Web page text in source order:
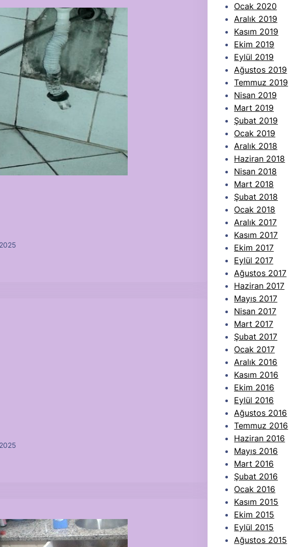
Ocak 2020
Aralık 2019
Kasım 2019
Ekim 2019
Eylül 2019
Ağustos 2019
Temmuz 2019
Nisan 2019
Mart 2019
Şubat 2019
Ocak 2019
Aralık 2018
Haziran 2018
Nisan 2018
Mart 2018
Şubat 2018
Ocak 2018
Aralık 2017
Kasım 2017
Ekim 2017
Eylül 2017
Ağustos 2017
Haziran 2017
Mayıs 2017
Nisan 2017
Mart 2017
Şubat 2017
Ocak 2017
Aralık 2016
Kasım 2016
Ekim 2016
Eylül 2016
Ağustos 2016
Temmuz 2016
Haziran 2016
Mayıs 2016
Mart 2016
Şubat 2016
Ocak 2016
Kasım 2015
Ekim 2015
Eylül 2015
Ağustos 2015